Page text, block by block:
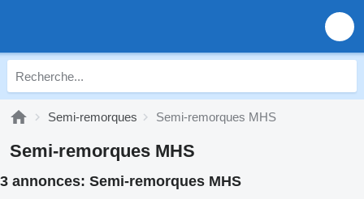
Semi-remorques Semi-remorques MHS
Semi-remorques MHS
3 annonces: Semi-remorques MHS